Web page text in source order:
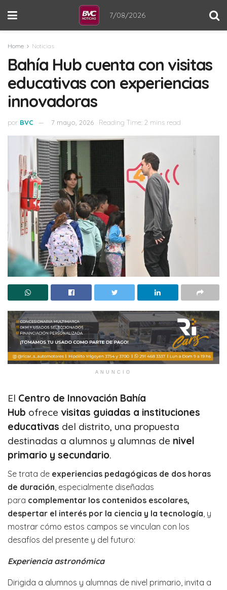
7/08/2026
Home Noticias
Bahía Hub cuenta con visitas
educativas con experiencias
innovadoras
por BVC 7 mayo, 2026 Reading Time: 2 mins read
ANUNCIO
El Centro de Innovación Bahía
Hub ofrece visitas guiadas a instituciones
educativas del distrito, una propuesta
destinadas a alumnos y alumnas de nivel
primario y secundario.
Se trata de experiencias pedagógicas de dos horas
de duración, especialmente diseñadas
para complementar los contenidos escolares,
despertar el interés por la ciencia y la tecnología, y
mostrar cómo estos campos se vinculan con los
desafíos del presente y del futuro:
Experiencia astronómica
Dirigida a alumnos y alumnas de nivel primario, invita a